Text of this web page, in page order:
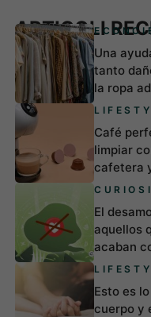
ARTICOLI
Una
tanto
la ropa
Café
limpiar
cafetera
El
aquellos
acaban
Esto es
cuerpo y